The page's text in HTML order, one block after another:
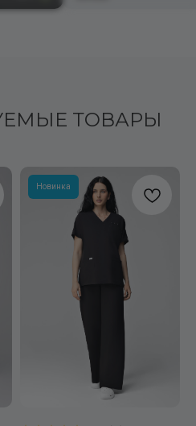
ТОВАРЫ
Новинка